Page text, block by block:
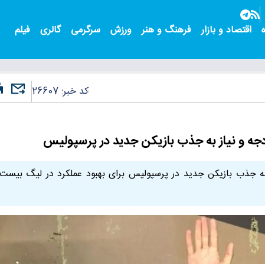
اقتصاد و بازار فرهنگ و هنر ورزش سرگرمی گالری فیلم
کد خبر:26607
و نیاز به جذب بازیکن جدید در پرسپولیس
جذب بازیکن جدید در پرسپولیس برای بهبود عملکرد در لیگ